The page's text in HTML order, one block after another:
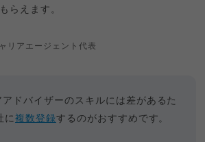
らえます。
リアエージェント代表
ドバイザーのスキルには差があるた
に複数登録するのがおすすめです。